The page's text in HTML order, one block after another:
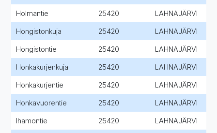
Holmantie 25420 LAHNAJÄRVI
Hongistonkuja 25420 LAHNAJÄRVI
Hongistontie 25420 LAHNAJÄRVI
Honkakurjenkuja 25420 LAHNAJÄRVI
Honkakurjentie 25420 LAHNAJÄRVI
Honkavuorentie 25420 LAHNAJÄRVI
Ihamontie 25420 LAHNAJÄRVI